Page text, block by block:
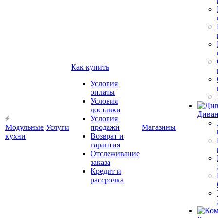
Модульные
кухни
Услуги
Как купить
Условия
оплаты
Условия
доставки
Условия
продажи
Возврат и
гарантия
Отслеживание
заказа
Кредит и
рассрочка
Магазины